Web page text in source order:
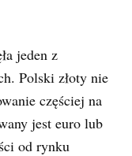
jeden z
Polski złoty nie
częściej na
jest euro lub
od rynku